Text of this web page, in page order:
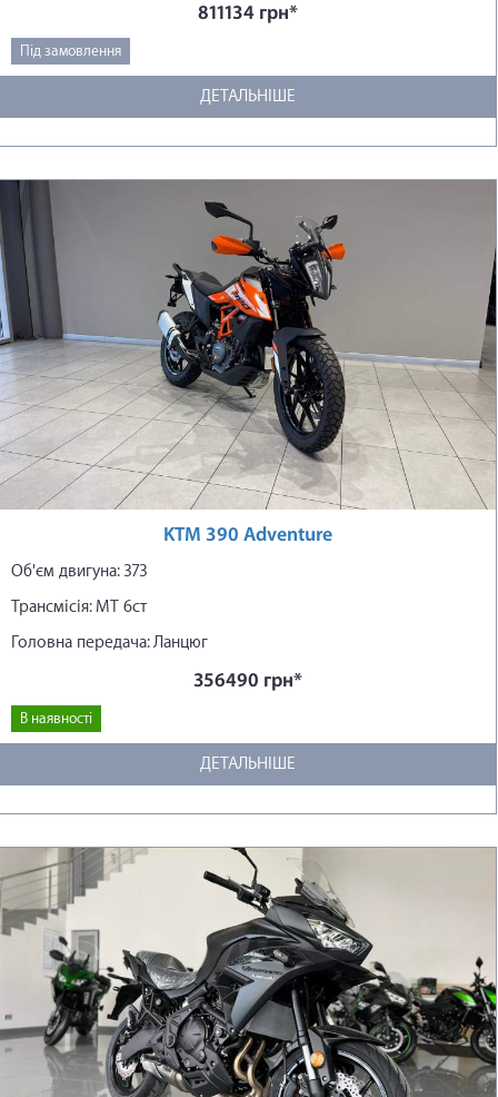
811134 грн*
Під замовлення
ДЕТАЛЬНІШЕ
KTM 390 Adventure
Об'єм двигуна: 373
Трансмісія: МТ 6ст
Головна передача: Ланцюг
356490 грн*
В наявності
ДЕТАЛЬНІШЕ